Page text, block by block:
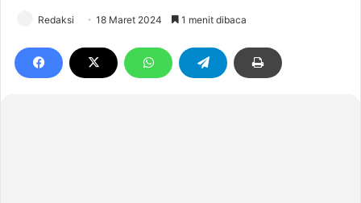
Redaksi 18 Maret 2024 1 menit dibaca